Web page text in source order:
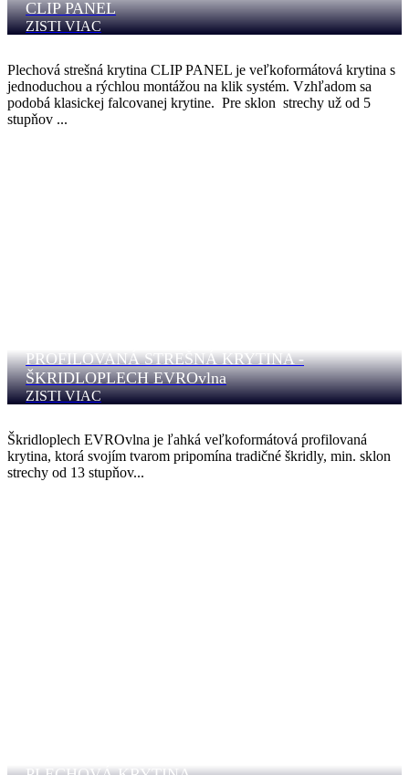
CLIP PANEL
ZISTI VIAC
Plechová strešná krytina CLIP PANEL je veľkoformátová krytina s
jednoduchou a rýchlou montážou na klik systém. Vzhľadom sa
podobá klasickej falcovanej krytine. Pre sklon strechy už od 5
stupňov ...
PROFILOVANÁ STREŠNÁ KRYTINA -
ŠKRIDLOPLECH EVROvlna
ZISTI VIAC
Škridloplech EVROvlna je ľahká veľkoformátová profilovaná
krytina, ktorá svojím tvarom pripomína tradičné škridly, min. sklon
strechy od 13 stupňov...